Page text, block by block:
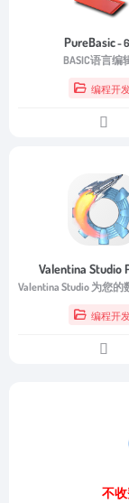
PureBasic-
BASIC语言编
编程开
Valentina Studio
编程开
不